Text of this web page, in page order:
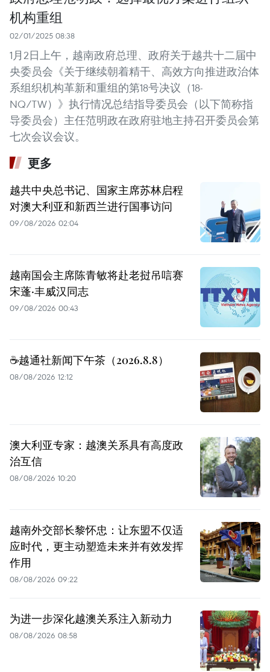
机构重组
02/01/2025 08:38
1月2日上午，越南政府总理、政府关于越共十二届中
央委员会《关于继续朝着精干、高效方向推进政治体
系组织机构革新和重组的第18号决议（18-
NQ/TW）》执行情况总结指导委员会（以下简称指
导委员会）主任范明政在政府驻地主持召开委员会第
七次会议会议。
更多
越共中央总书记、国家主席苏林启程
对澳大利亚和新西兰进行国事访问
09/08/2026 02:04
越南国会主席陈青敏将赴老挝吊唁赛
宋蓬·丰威汉同志
09/08/2026 00:43
☕️越通社新闻下午茶（2026.8.8）
08/08/2026 12:12
澳大利亚专家：越澳关系具有高度政
治互信
08/08/2026 10:20
越南外交部长黎怀忠：让东盟不仅适
应时代，更主动塑造未来并有效发挥
作用
08/08/2026 09:22
为进一步深化越澳关系注入新动力
08/08/2026 08:58